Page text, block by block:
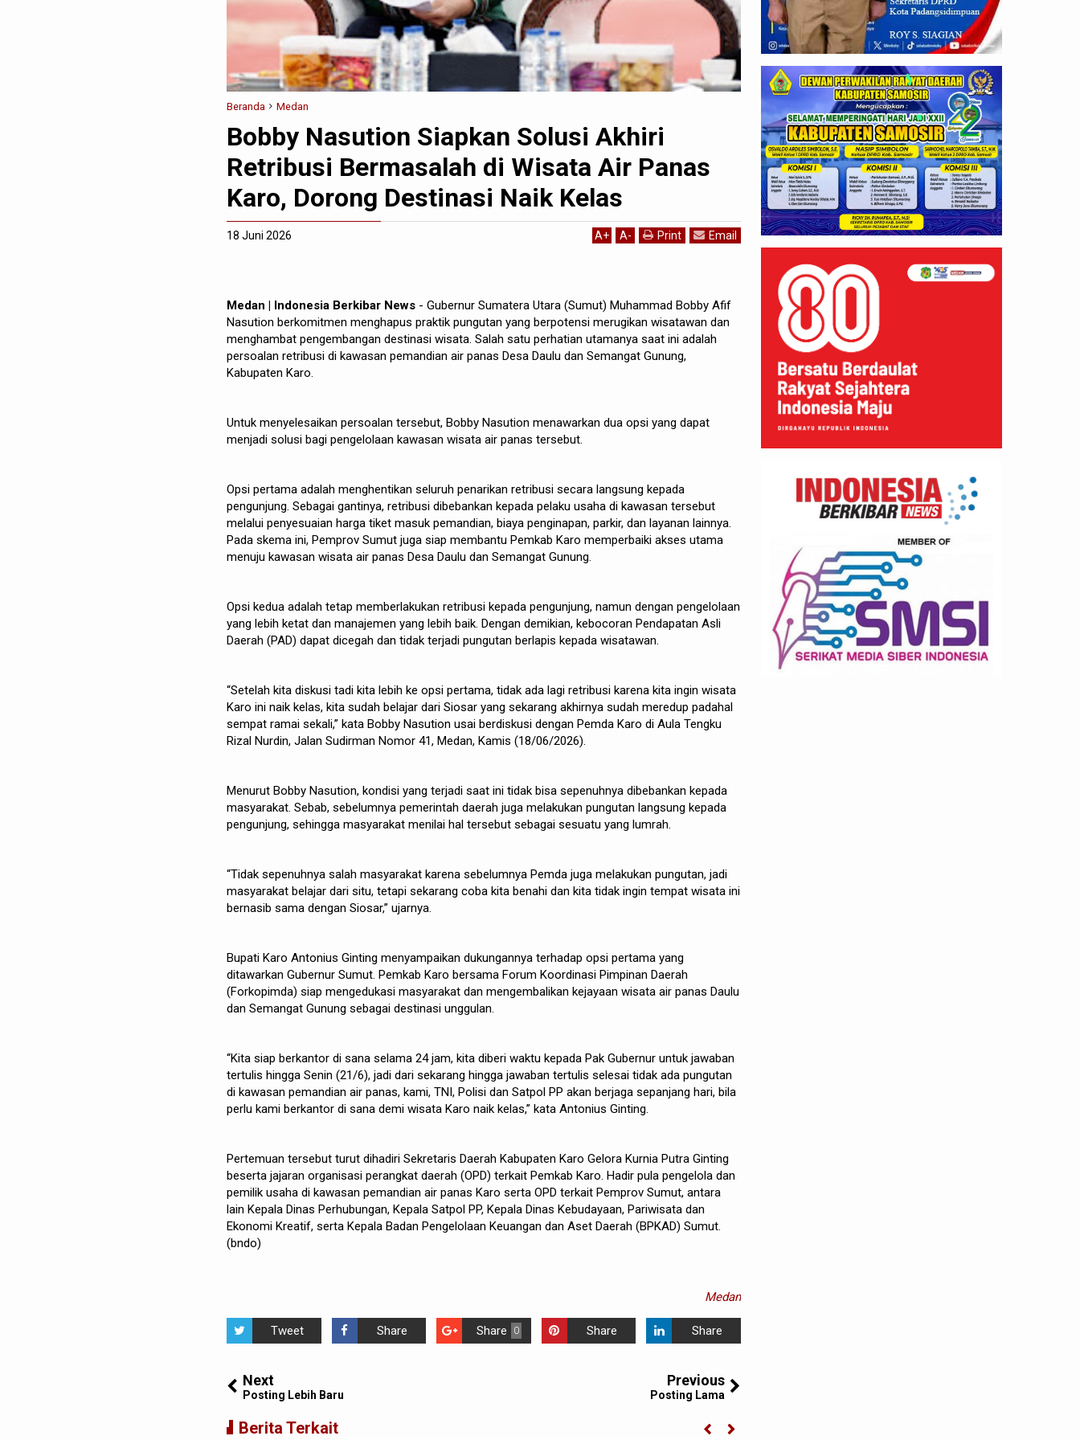
Beranda Medan
Bobby Nasution Siapkan Solusi Akhiri
Retribusi Bermasalah di Wisata Air Panas
Karo, Dorong Destinasi Naik Kelas
18 Juni 2026 A+ A- Print Email
Medan | Indonesia Berkibar News - Gubernur Sumatera Utara (Sumut) Muhammad Bobby Afif
Nasution berkomitmen menghapus praktik pungutan yang berpotensi merugikan wisatawan dan
menghambat pengembangan destinasi wisata. Salah satu perhatian utamanya saat ini adalah
persoalan retribusi di kawasan pemandian air panas Desa Daulu dan Semangat Gunung,
Kabupaten Karo.
Untuk menyelesaikan persoalan tersebut, Bobby Nasution menawarkan dua opsi yang dapat
menjadi solusi bagi pengelolaan kawasan wisata air panas tersebut.
Opsi pertama adalah menghentikan seluruh penarikan retribusi secara langsung kepada
pengunjung. Sebagai gantinya, retribusi dibebankan kepada pelaku usaha di kawasan tersebut
melalui penyesuaian harga tiket masuk pemandian, biaya penginapan, parkir, dan layanan lainnya.
Pada skema ini, Pemprov Sumut juga siap membantu Pemkab Karo memperbaiki akses utama
menuju kawasan wisata air panas Desa Daulu dan Semangat Gunung.
Opsi kedua adalah tetap memberlakukan retribusi kepada pengunjung, namun dengan pengelolaan
yang lebih ketat dan manajemen yang lebih baik. Dengan demikian, kebocoran Pendapatan Asli
Daerah (PAD) dapat dicegah dan tidak terjadi pungutan berlapis kepada wisatawan.
“Setelah kita diskusi tadi kita lebih ke opsi pertama, tidak ada lagi retribusi karena kita ingin wisata
Karo ini naik kelas, kita sudah belajar dari Siosar yang sekarang akhirnya sudah meredup padahal
sempat ramai sekali,” kata Bobby Nasution usai berdiskusi dengan Pemda Karo di Aula Tengku
Rizal Nurdin, Jalan Sudirman Nomor 41, Medan, Kamis (18/06/2026).
Menurut Bobby Nasution, kondisi yang terjadi saat ini tidak bisa sepenuhnya dibebankan kepada
masyarakat. Sebab, sebelumnya pemerintah daerah juga melakukan pungutan langsung kepada
pengunjung, sehingga masyarakat menilai hal tersebut sebagai sesuatu yang lumrah.
“Tidak sepenuhnya salah masyarakat karena sebelumnya Pemda juga melakukan pungutan, jadi
masyarakat belajar dari situ, tetapi sekarang coba kita benahi dan kita tidak ingin tempat wisata ini
bernasib sama dengan Siosar,” ujarnya.
Bupati Karo Antonius Ginting menyampaikan dukungannya terhadap opsi pertama yang
ditawarkan Gubernur Sumut. Pemkab Karo bersama Forum Koordinasi Pimpinan Daerah
(Forkopimda) siap mengedukasi masyarakat dan mengembalikan kejayaan wisata air panas Daulu
dan Semangat Gunung sebagai destinasi unggulan.
“Kita siap berkantor di sana selama 24 jam, kita diberi waktu kepada Pak Gubernur untuk jawaban
tertulis hingga Senin (21/6), jadi dari sekarang hingga jawaban tertulis selesai tidak ada pungutan
di kawasan pemandian air panas, kami, TNI, Polisi dan Satpol PP akan berjaga sepanjang hari, bila
perlu kami berkantor di sana demi wisata Karo naik kelas,” kata Antonius Ginting.
Pertemuan tersebut turut dihadiri Sekretaris Daerah Kabupaten Karo Gelora Kurnia Putra Ginting
beserta jajaran organisasi perangkat daerah (OPD) terkait Pemkab Karo. Hadir pula pengelola dan
pemilik usaha di kawasan pemandian air panas Karo serta OPD terkait Pemprov Sumut, antara
lain Kepala Dinas Perhubungan, Kepala Satpol PP, Kepala Dinas Kebudayaan, Pariwisata dan
Ekonomi Kreatif, serta Kepala Badan Pengelolaan Keuangan dan Aset Daerah (BPKAD) Sumut.
(bndo)
Medan
Tweet Share 0
Share Share Share
Next
Posting Lebih Baru
Previous
Posting Lama
Berita Terkait